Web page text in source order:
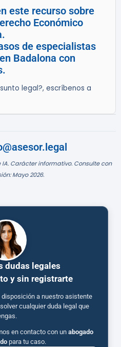
este recurso sobre
Económico
de especialistas
Badalona con
legal?, escríbenos a
Carácter informativo. Consulte con
Mayo 2026.
dudas legales
y sin registrarte
disposición a nuestro asistente
cualquier duda legal que
en contacto con un abogado
para tu caso.